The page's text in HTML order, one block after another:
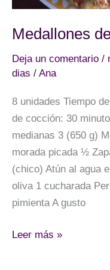
Medallones
Deja un comentario /
dias / Ana
8 unidades Tiempo
de cocción: 30
medianas 3 (650 g)
morada picada ½
(chico) Atún al agua
oliva 1 cucharada
pimienta A gusto
Medallones
Leer más »